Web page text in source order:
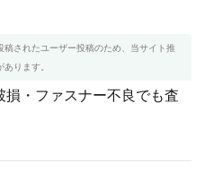
されたユーザー投稿のため、当サイト推
ります。
・ファスナー不良でも査